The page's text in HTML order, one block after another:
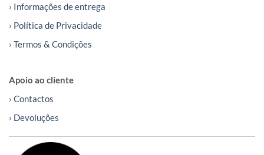
› Informações de entrega
› Política de Privacidade
› Termos & Condições
Apoio ao cliente
› Contactos
› Devoluções